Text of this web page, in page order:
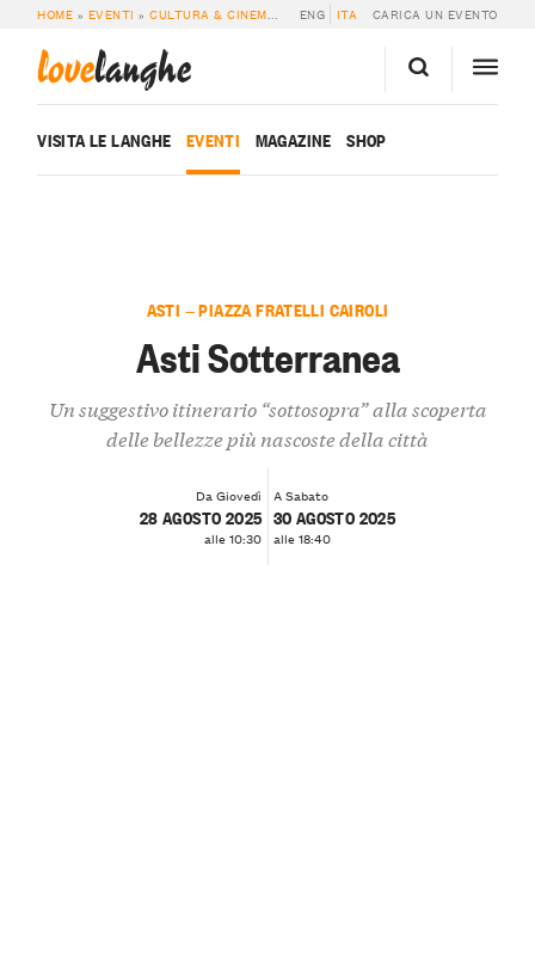
HOME » EVENTI »CULTURA & CINEMA » ASTI SOTTERRANEA
ENG ITA CARICA UN EVENTO
lovelanghe
VISITA LE LANGHE EVENTI MAGAZINE SHOP
ASTI — PIAZZA FRATELLI CAIROLI
Asti Sotterranea
Un suggestivo itinerario “sottosopra” alla scoperta
delle bellezze più nascoste della città
Da Giovedì
28 AGOSTO 2025
alle 10:30
A Sabato
30 AGOSTO 2025
alle 18:40